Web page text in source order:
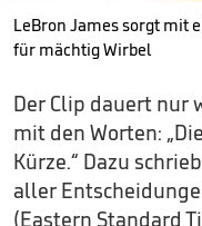
LeBron James sorgt mit
für mächtig Wirbel
Der Clip dauert nur
mit den Worten:
Kürze.“ Dazu
aller
(Eastern Standard